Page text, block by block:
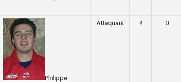
Philippe
Attaquant 4 0